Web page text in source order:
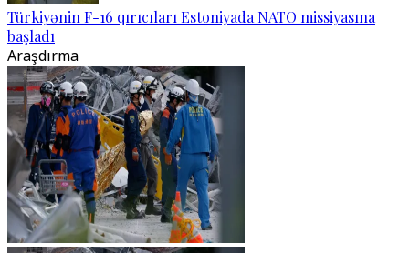
Türkiyənin F-16 qırıcıları Estoniyada NATO missiyasına
başladı
Araşdırma